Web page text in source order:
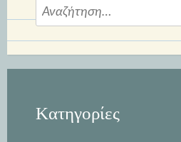
Αναζήτηση
για:
Kατηγορίες